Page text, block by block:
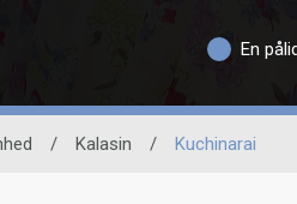
En
/ Kalasin / Kuchinarai